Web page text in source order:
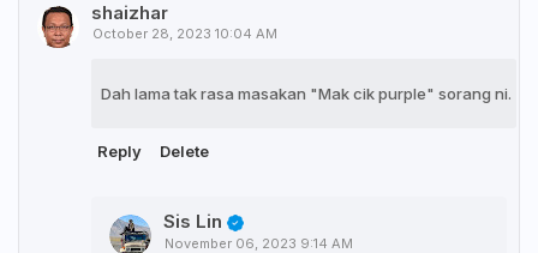
shaizhar
October 28, 2023 10:04 AM
Dah lama tak rasa masakan "Mak cik purple" sorang ni.
Reply Delete
Sis Lin
November 06, 2023 9:14 AM